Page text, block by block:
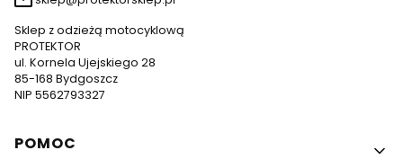
Sklep z odzieżą motocyklową
PROTEKTOR
ul. Kornela Ujejskiego 28
85-168 Bydgoszcz
NIP 5562793327
Linki w stopce
POMOC